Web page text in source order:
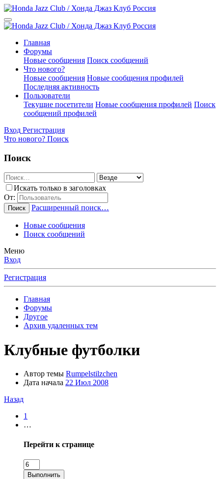
Главная
Форумы
Новые сообщения Поиск сообщений
Что нового?
Новые сообщения Новые сообщения профилей
Последняя активность
Пользователи
Текущие посетители Новые сообщения профилей Поиск
сообщений профилей
Вход Регистрация
Что нового? Поиск
Поиск
Искать только в заголовках
От:
Поиск Расширенный поиск…
Новые сообщения
Поиск сообщений
Меню
Вход
Регистрация
Главная
Форумы
Другое
Архив удаленных тем
Клубные футболки
Автор темы Rumpelstilzchen
Дата начала 22 Июл 2008
Назад
1
…
Перейти к странице
Выполнить